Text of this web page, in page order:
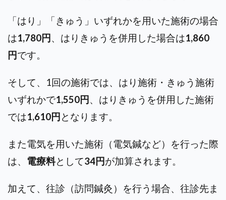
「はり」「きゅう」いずれかを用いた施術の場合
は1,780円 、はりきゅうを併用した場合は1,860
円です。
そして、1回の施術では、はり施術・きゅう施術
いずれかで1,550円 、はりきゅうを併用した施術
では1,610円 となります。
また電気を用いた施術（電気鍼など）を行った際
は、 電療料として34円が加算されます。
加えて、往診（訪問鍼灸）を行う場合、往診先ま